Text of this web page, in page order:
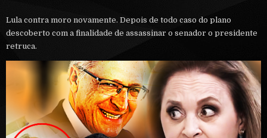
Lula contra moro novamente. Depois de todo caso do plano
descoberto com a finalidade de assassinar o senador o presidente
retruca.